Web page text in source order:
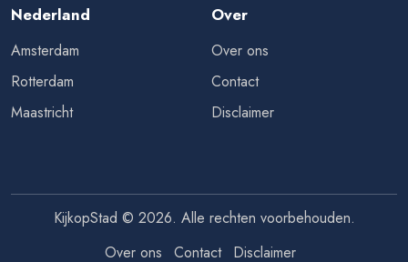
Nederland
Amsterdam
Rotterdam
Maastricht
Over
Over ons
Contact
Disclaimer
KijkopStad © 2026. Alle rechten voorbehouden.
Over ons
Contact Disclaimer